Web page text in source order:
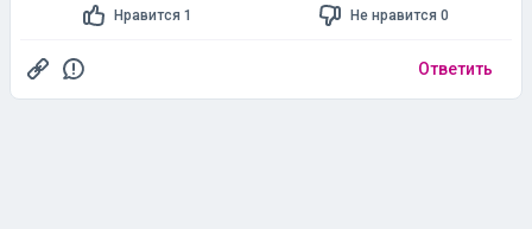
Нравится 1 Не нравится 0
Ответить